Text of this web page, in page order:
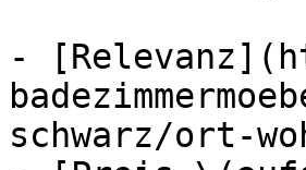
-
schwarz/ort-